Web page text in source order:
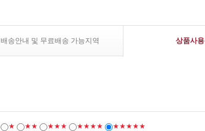
배송안내 및 무료배송 가능지역 상품사
★ ★★ ★★★ ★★★★ ★★★★★